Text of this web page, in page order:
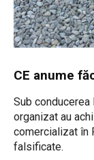
CE anume
Sub conducerea
organizat au
comercializat în
falsificate.